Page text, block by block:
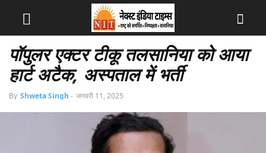
पॉपुलर एक्टर टीकू तलसानिया को आया
हार्ट अटैक, अस्पताल में भर्ती
By Shweta Singh - जनवरी 11, 2025